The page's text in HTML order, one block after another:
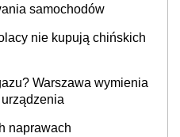
samochodów
nie kupują chińskich
Warszawa wymienia
naprawach